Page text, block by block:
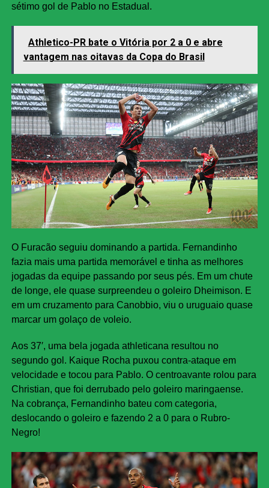
sétimo gol de Pablo no Estadual.
Athletico-PR bate o Vitória por 2 a 0 e abre
vantagem nas oitavas da Copa do Brasil
O Furacão seguiu dominando a partida. Fernandinho
fazia mais uma partida memorável e tinha as melhores
jogadas da equipe passando por seus pés. Em um chute
de longe, ele quase surpreendeu o goleiro Dheimison. E
em um cruzamento para Canobbio, viu o uruguaio quase
marcar um golaço de voleio.
Aos 37′, uma bela jogada athleticana resultou no
segundo gol. Kaique Rocha puxou contra-ataque em
velocidade e tocou para Pablo. O centroavante rolou para
Christian, que foi derrubado pelo goleiro maringaense.
Na cobrança, Fernandinho bateu com categoria,
deslocando o goleiro e fazendo 2 a 0 para o Rubro-
Negro!